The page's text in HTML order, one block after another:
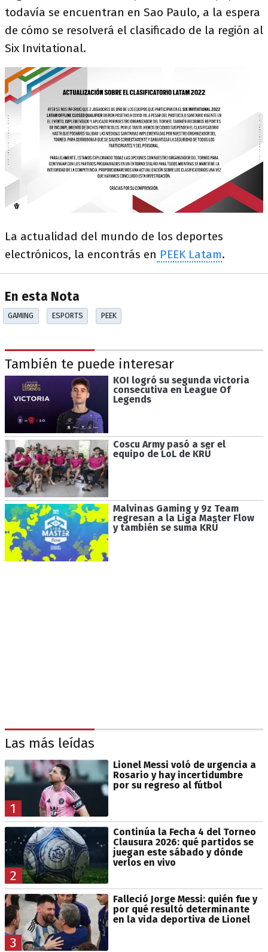
todavía se encuentran en Sao Paulo, a la espera
de cómo se resolverá el clasificado de la región al
Six Invitational.
La actualidad del mundo de los deportes
electrónicos, la encontrás en PEEK Latam.
En esta Nota
GAMING ESPORTS PEEK
También te puede interesar
KOI logró su segunda victoria
consecutiva en League Of
Legends
Coscu Army pasó a ser el
equipo de LoL de KRÜ
Malvinas Gaming y 9z Team
regresan a la Liga Master Flow
y también se suma KRÜ
Las más leídas
1
Lionel Messi voló de urgencia a
Rosario y hay incertidumbre
por su regreso al fútbol
2
Continúa la Fecha 4 del Torneo
Clausura 2026: qué partidos se
juegan este sábado y dónde
verlos en vivo
3
Falleció Jorge Messi: quién fue y
por qué resultó determinante
en la vida deportiva de Lionel